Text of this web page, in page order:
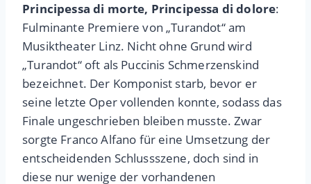
Principessa di morte, Principessa di dolore:
Fulminante Premiere von „Turandot“ am
Musiktheater Linz. Nicht ohne Grund wird
„Turandot“ oft als Puccinis Schmerzenskind
bezeichnet. Der Komponist starb, bevor er
seine letzte Oper vollenden konnte, sodass das
Finale ungeschrieben bleiben musste. Zwar
sorgte Franco Alfano für eine Umsetzung der
entscheidenden Schlussszene, doch sind in
diese nur wenige der vorhandenen